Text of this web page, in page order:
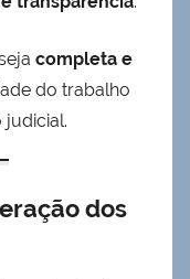
completa e
do trabalho
judicial.
dos